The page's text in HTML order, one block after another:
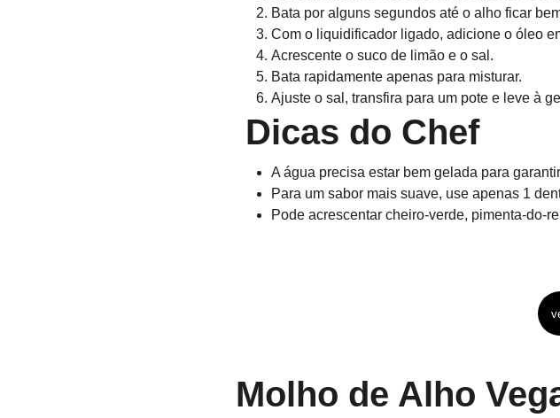
Molho de Alho
Bata por alguns segundos até o alho ficar
Com o liquidificador ligado, adicione o óleo
Acrescente o suco de limão e o sal.
Bata rapidamente apenas para misturar.
Ajuste o sal, transfira para um pote e leve à
Dicas do Chef
A água precisa estar bem gelada para
Para um sabor mais suave, use apenas 1
Pode acrescentar cheiro-verde, pimenta-do-